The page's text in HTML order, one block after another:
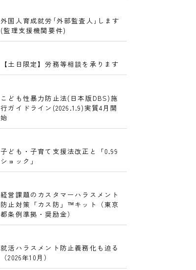
外国人育成就労｢外部監査人｣します
(監理支援機関要件)
【土日限定】労務等相談を承ります
こども性暴力防止法(日本版DBS)施
行ガイドライン(2026.1.9)実質4月開
始
子ども・子育て支援法改正と「0.99
ショック」
経営課題のカスタマーハラスメント
防止対策「カス防」™キット（東京
都条例準拠・奨励金）
就活ハラスメント防止義務化も迫る
（2026年10月）